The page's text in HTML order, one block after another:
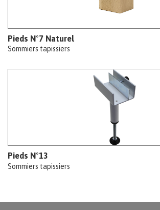
Pieds N°7 Naturel
Sommiers tapissiers
Pieds N°13
Sommiers tapissiers